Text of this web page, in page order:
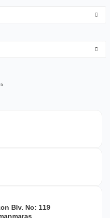
Blv. No: 119